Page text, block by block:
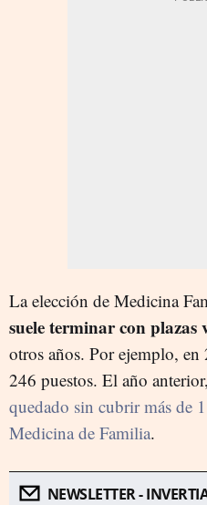
La elección de Medicina
suele terminar con plazas
otros años. Por ejemplo, en
246 puestos. El año
quedado sin cubrir más de
Medicina de Familia.
NEWSLETTER -